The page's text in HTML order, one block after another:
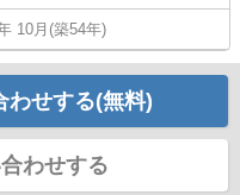
10月(築54年)
わせする(無料)
わせする